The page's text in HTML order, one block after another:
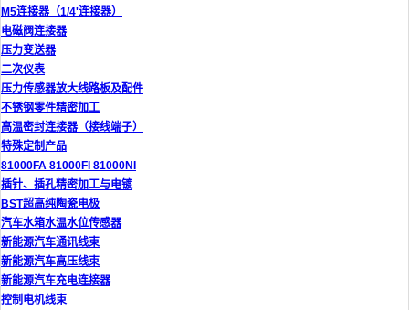
M5连接器（1/4'连接器）
电磁阀连接器
压力变送器
二次仪表
压力传感器放大线路板及配件
不锈钢零件精密加工
高温密封连接器（接线端子）
特殊定制产品
81000FA 81000FI 81000NI
插针、插孔精密加工与电镀
BST超高纯陶瓷电极
汽车水箱水温水位传感器
新能源汽车通讯线束
新能源汽车高压线束
新能源汽车充电连接器
控制电机线束